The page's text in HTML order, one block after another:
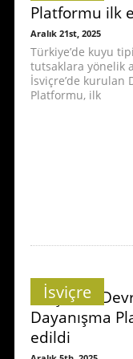
Platformu ilk
Aralık 21st, 2025
Türkiye’de kuyu
tutsaklara yönelik
İsviçre’de kurulan
Platformu, ilk
İsviçre
İsviçre’de
Dayanışma
edildi